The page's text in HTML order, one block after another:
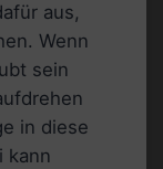
aus,
Wenn
sein
in diese
kann